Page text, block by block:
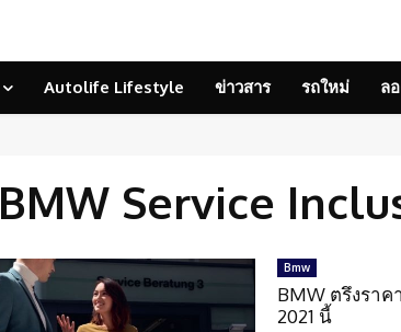
Autolife Lifestyle ข่าวสาร รถใหม่ ล
BMW Service
Bmw
BMW ตรึงราค
2021 นี้